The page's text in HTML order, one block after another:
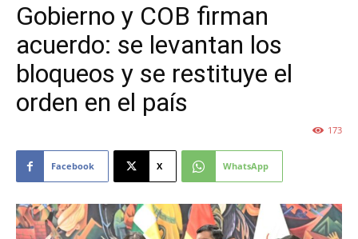
Gobierno y COB firman
acuerdo: se levantan los
bloqueos y se restituye el
orden en el país
173
Facebook X WhatsApp